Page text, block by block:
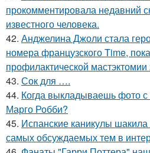
прокомментировала недавний
известного человека.
42. Анджелина Джоли стала
номера французского Time,
профилактической мастэктомии
43. Сок для ….
44. Когда выкладываешь фото
Марго Робби?
45. Испанские каникулы
самых обсуждаемых тем в